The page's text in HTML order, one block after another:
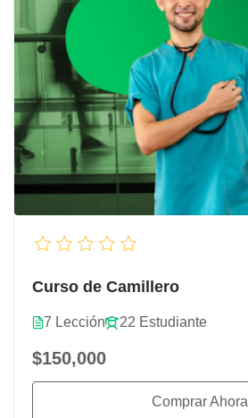
Curso de Camillero
7 Lección 22 Estudiante
$150,000
Comprar Ahora